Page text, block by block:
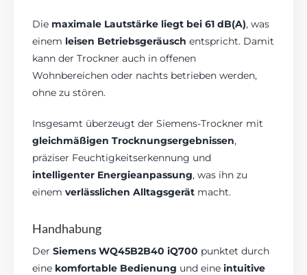
Die maximale Lautstärke liegt bei 61 dB(A), was
einem leisen Betriebsgeräusch entspricht. Damit
kann der Trockner auch in offenen
Wohnbereichen oder nachts betrieben werden,
ohne zu stören.
Insgesamt überzeugt der Siemens-Trockner mit
gleichmäßigen Trocknungsergebnissen,
präziser Feuchtigkeitserkennung und
intelligenter Energieanpassung, was ihn zu
einemverlässlichen Alltagsgerät macht.
Handhabung
DerSiemens WQ45B2B40 iQ700 punktet durch
eine komfortable Bedienung und eineintuitive